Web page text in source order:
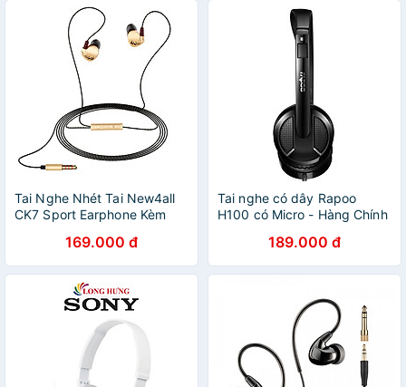
Tai Nghe Nhét Tai New4all
CK7 Sport Earphone Kèm
169.000 đ
Tai nghe có dây Rapoo
H100 có Micro - Hàng Chính
189.000 đ